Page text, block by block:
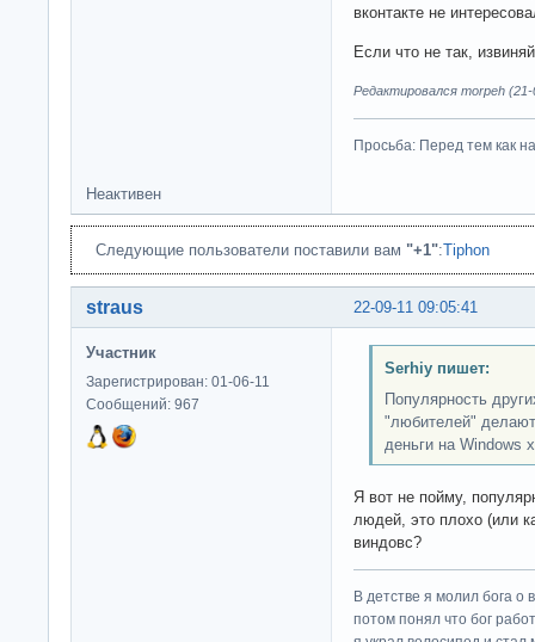
вконтакте не
Если что не так,
Редактировался morpeh (21-
Просьба: Перед тем как
Неактивен
Следующие пользователи поставили вам "+1":Tiphon
22-09-11 09:05:41
straus
Участник
Зарегистрирован: 01-06-11
Сообщений: 967
Serhiy пишет:
Популярность
"любителей" делают
деньги на Windows
Я вот не пойму,
людей, это плохо (или
виндовс?
В детстве я молил бога о
потом понял что бог